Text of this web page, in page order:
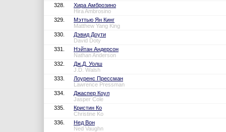
328.
Хира Амброзино
Hira Ambrosino
329.
Мэттью Ян Кинг
Matthew Yang King
330.
Дэвид Доути
David Doty
331.
Нэйтан Андерсон
Nathan Anderson
332.
Дж.Д. Уолш
J.D. Walsh
333.
Лоуренс Прессман
Lawrence Pressman
334.
Джаспер Коул
Jasper Cole
335.
Кристин Ко
Christine Ko
336.
Нед Вон
Ned Vaughn